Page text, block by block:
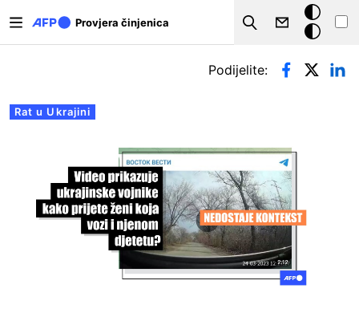
Provjera činjenica
Search
Tamna
pozadina
Primarne oznake
Rat u Ukrajini
Podijelite: